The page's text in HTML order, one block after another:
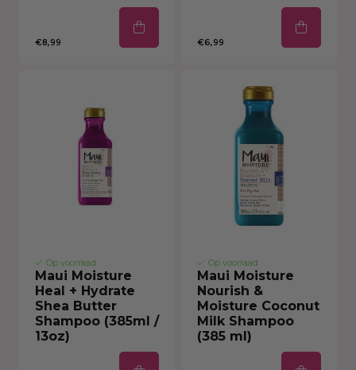
€8,99 €6,99
Op voorraad
Maui Moisture
Heal + Hydrate
Shea Butter
Shampoo (385ml /
13oz)
Op voorraad
Maui Moisture
Nourish &
Moisture Coconut
Milk Shampoo
(385 ml)